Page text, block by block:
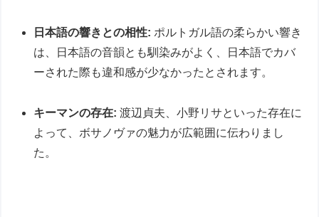
日本語の響きとの相性: ポルトガル語の柔らかい響き
は、日本語の音韻とも馴染みがよく、日本語でカバ
ーされた際も違和感が少なかったとされます。
キーマンの存在:渡辺貞夫、小野リサといった存在に
よって、ボサノヴァの魅力が広範囲に伝わりまし
た。